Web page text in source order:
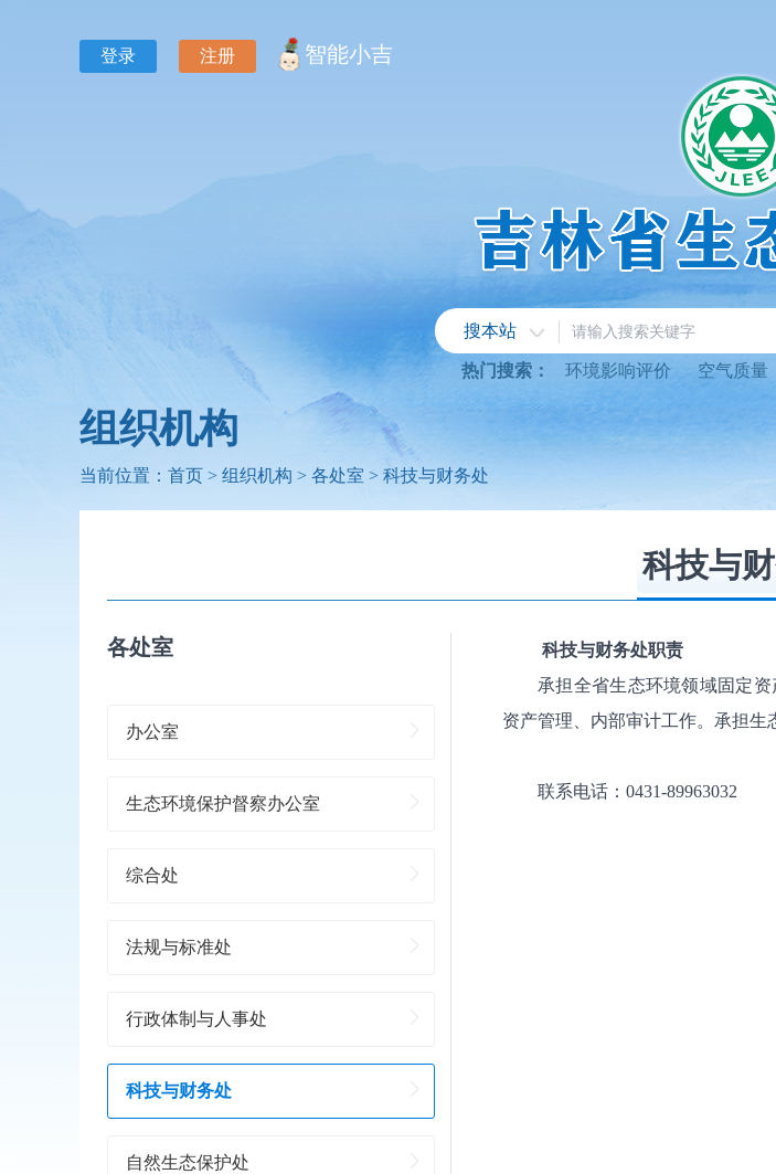
登录 注册 智能小吉
搜本站
热门搜索： 环境影响评价 空气质量
组织机构
当前位置： 首页 > 组织机构 > 各处室 > 科技与财务处
科技与
各处室
办公室
生态环境保护督察办公室
综合处
法规与标准处
行政体制与人事处
科技与财务处
自然生态保护处
科技与财务处职责
承担全省生态环境领域固定资
资产管理、内部审计工作。承担生
联系电话：0431-89963032